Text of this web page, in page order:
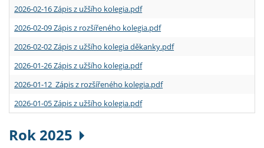
2026-02-16 Zápis z užšího kolegia.pdf
2026-02-09 Zápis z rozšířeného kolegia.pdf
2026-02-02 Zápis z užšího kolegia děkanky.pdf
2026-01-26 Zápis z užšího kolegia.pdf
2026-01-12 Zápis z rozšířeného kolegia.pdf
2026-01-05 Zápis z užšího kolegia.pdf
Rok 2025